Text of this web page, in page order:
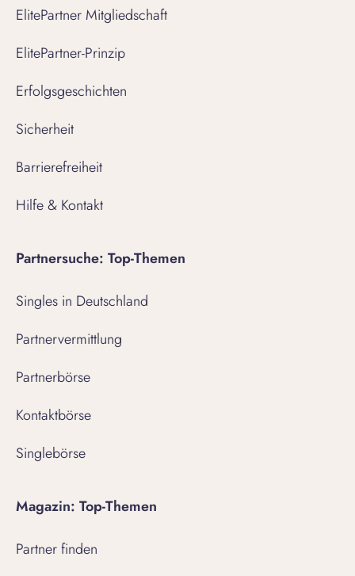
ElitePartner Mitgliedschaft
ElitePartner-Prinzip
Erfolgsgeschichten
Sicherheit
Barrierefreiheit
Hilfe & Kontakt
Partnersuche: Top-Themen
Singles in Deutschland
Partnervermittlung
Partnerbörse
Kontaktbörse
Singlebörse
Magazin: Top-Themen
Partner finden